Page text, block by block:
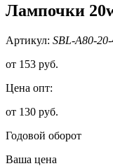
Лампочки
Артикул: SBL-A80-
от 153 руб.
Цена опт:
от 130 руб.
Годовой оборот
Ваша цена